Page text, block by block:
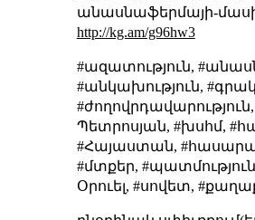
անասնաֆերմայի-
http://kg.am/g96hw3
#ազատություն,
#անկախություն,
#ժողովրդավարություն,
Պետրոսյան, #խսհմ,
#Հայաստան,
#մտքեր,
Օրուել, #սովետ,